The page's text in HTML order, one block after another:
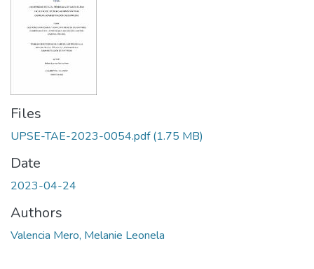
Files
UPSE-TAE-2023-0054.pdf(1.75 MB)
Date
2023-04-24
Authors
Valencia Mero, Melanie Leonela